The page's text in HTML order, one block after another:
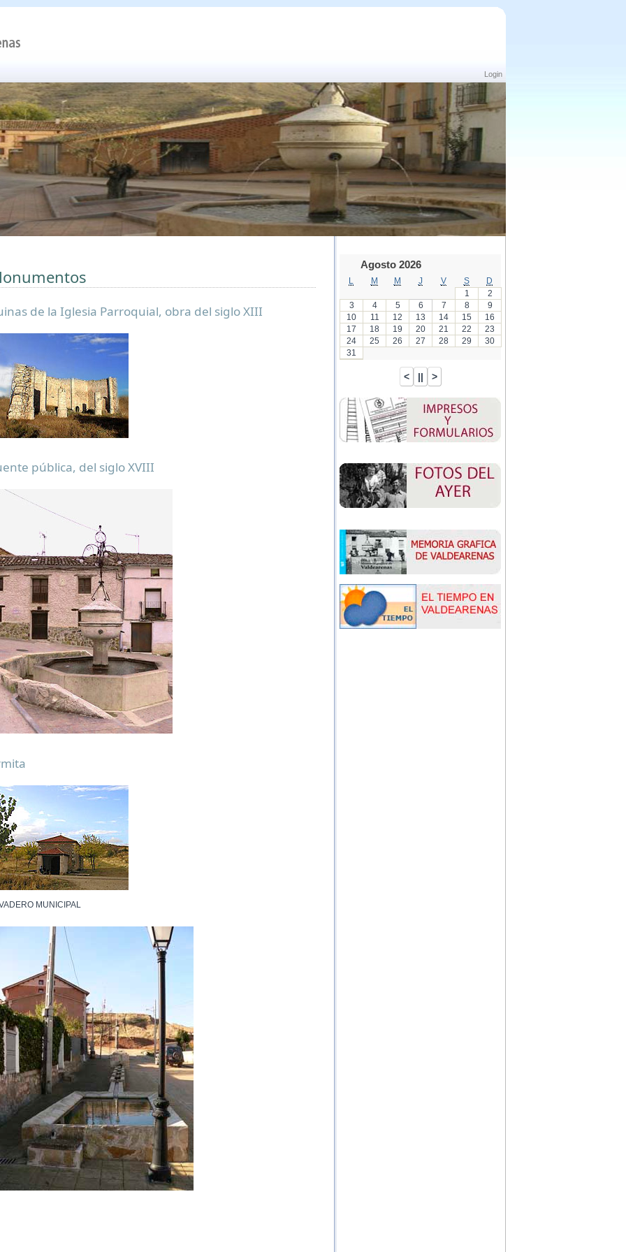
Login
de la Iglesia Parroquial, obra del siglo XIII
pública, del siglo XVIII
MUNICIPAL
Agosto 2026
M M J V S
D
1
2
3
4 5 6 7 8
9
10
11 12 13 14 15
16
17
18 19 20 21 22
23
24
25 26 27 28 29
30
31